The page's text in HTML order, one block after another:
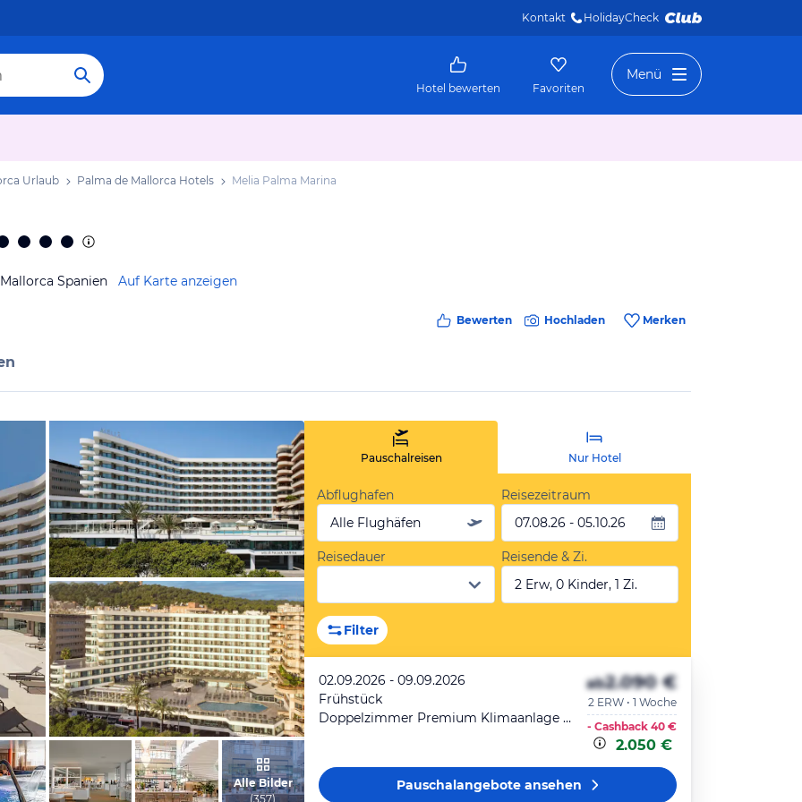
Kontakt HolidayCheck
Hotel bewerten Favoriten
Menü
Urlaub Palma de Mallorca Hotels Melia Palma Marina
Spanien Auf Karte anzeigen
Bewerten Hochladen Merken
vom Hotelier, Juli 2020
vom Hotelier, November 2021Alle Bilder
(357)
Pauschalreisen Nur Hotel
Abflughafen
Alle Flughäfen
Reisezeitraum
07.08.26 - 05.10.26
Reisedauer
Reisende & Zi.
2 Erw, 0 Kinder, 1 Zi.
Filter
02.09.2026 - 09.09.2026
Frühstück
Doppelzimmer Premium Klimaanlage Heizung Dusche Balkon
ab2.090 €
2 ERW • 1 Woche
- Cashback 40 €
2.050 €
Pauschalangeboteansehen